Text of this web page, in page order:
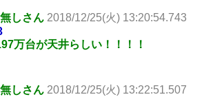
しさん 2018/12/25(火) 13:20:54.743
万台が天井らしい！！！！
しさん 2018/12/25(火) 13:22:51.507